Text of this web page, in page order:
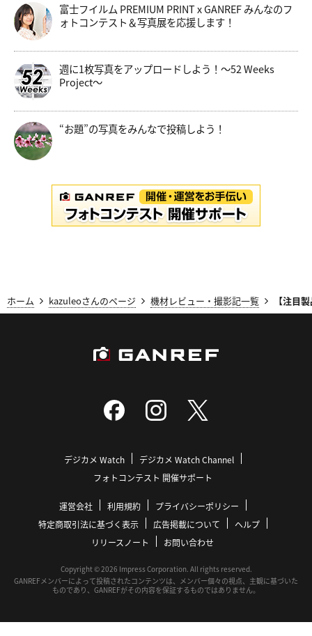
富士フイルム PREMIUM PRINT x GANREF みんなのフ
ォトコンテスト＆写真展を応援します！
週に1枚写真をアップロードしよう！～52 Weeks
Project～
“お題”の写真をみんなで投稿しよう！
ホーム kazuleoさんのページ 機材レビュー・撮影記一覧 【注目
デジカメ Watch
デジカメ Watch Channel
フォトコンテスト 開催サポート
運営会社 利用規約
プライバシーポリシー
特定商取引法に基づく表示
広告掲載について
ヘルプ
リリースノート
お問い合わせ
Copyright © 2026 Impress Corporation. All rights reserved.
GANREFメンバーによって投稿されたコンテンツは、メンバー個々の視点、主観に基づいた
ものであり、GANREFがその内容を保証するものではありません。